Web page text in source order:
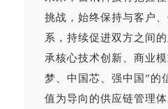
挑战，始终保持与客户
系，持续促进双方之间
承核心技术创新、商业
梦、中国芯、强中国”的
值为导向的供应链管理